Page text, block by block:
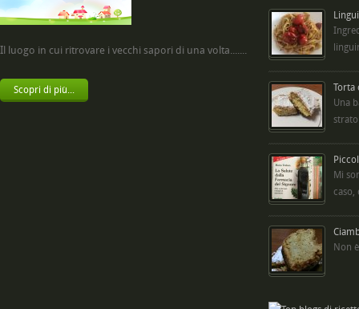
Il luogo in cui ritrovare i vecchi sapori di una volta.......
Scopri di più...
Torta
Una
Mi
caso,
Non